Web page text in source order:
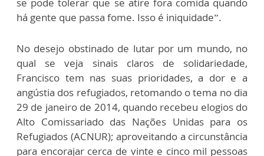
há gente que passa fome. Isso é iniquidade”.
No desejo obstinado de lutar por um mundo, no
qual se veja sinais claros de solidariedade,
Francisco tem nas suas prioridades, a dor e a
angústia dos refugiados, retomando o tema no dia
29 de janeiro de 2014, quando recebeu elogios do
Alto Comissariado das Nações Unidas para os
Refugiados (ACNUR); aproveitando a circunstância
para encorajar cerca de vinte e cinco mil pessoas